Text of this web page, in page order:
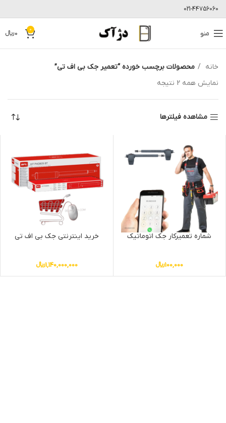
021-44756060
منو 0
0﷼
خانه
محصولات برچسب خورده “تعمیر جک بی اف تی”
نمایش همه 2 نتیجه
مشاهده فیلترها
شماره تعمیرکار جک اتوماتیک
100,000﷼
خرید اینترنتی جک بی اف تی
1,140,000,000﷼